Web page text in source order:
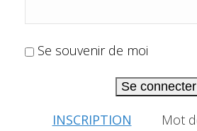
Se souvenir de moi
Se connecter
INSCRIPTION Mot